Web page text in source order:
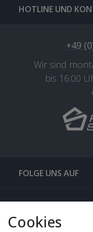
HOTLINE UND
+49
Wir sind
bis 16:00
FOLGE UNS AUF
QUICKLINKS &
Cookies